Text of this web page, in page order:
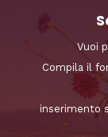
Vuoi
Compila il
inserimento